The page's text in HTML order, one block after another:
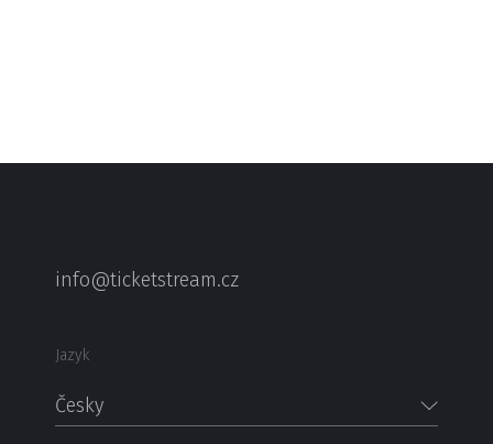
info@ticketstream.cz
Jazyk
Česky